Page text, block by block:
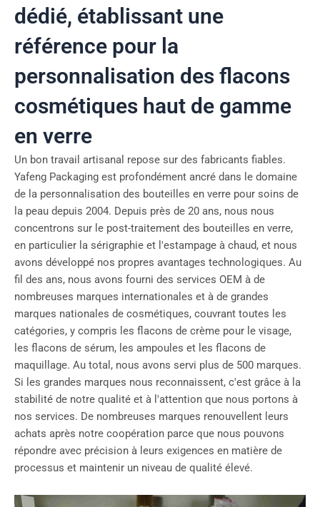
dédié, établissant une
référence pour la
personnalisation des flacons
cosmétiques haut de gamme
en verre
Un bon travail artisanal repose sur des fabricants fiables.
Yafeng Packaging est profondément ancré dans le domaine
de la personnalisation des bouteilles en verre pour soins de
la peau depuis 2004. Depuis près de 20 ans, nous nous
concentrons sur le post-traitement des bouteilles en verre,
en particulier la sérigraphie et l'estampage à chaud, et nous
avons développé nos propres avantages technologiques. Au
fil des ans, nous avons fourni des services OEM à de
nombreuses marques internationales et à de grandes
marques nationales de cosmétiques, couvrant toutes les
catégories, y compris les flacons de crème pour le visage,
les flacons de sérum, les ampoules et les flacons de
maquillage. Au total, nous avons servi plus de 500 marques.
Si les grandes marques nous reconnaissent, c'est grâce à la
stabilité de notre qualité et à l'attention que nous portons à
nos services. De nombreuses marques renouvellent leurs
achats après notre coopération parce que nous pouvons
répondre avec précision à leurs exigences en matière de
processus et maintenir un niveau de qualité élevé.